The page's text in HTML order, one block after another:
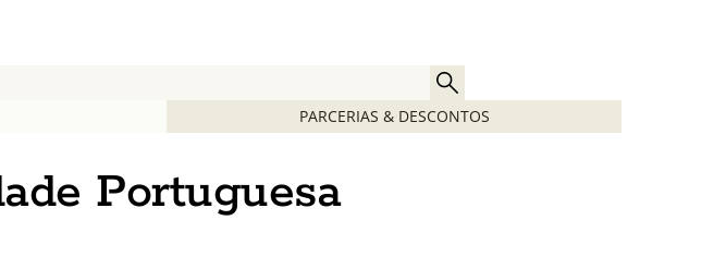
PARCERIAS & DESCONTOS
Portuguesa